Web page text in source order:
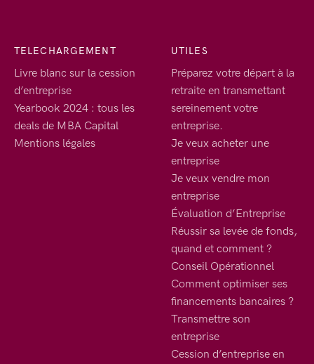
TELECHARGEMENT
Livre blanc sur la cession
d’entreprise
Yearbook 2024 : tous les
deals de MBA Capital
Mentions légales
UTILES
Préparez votre départ à la
retraite en transmettant
sereinement votre
entreprise.
Je veux acheter une
entreprise
Je veux vendre mon
entreprise
Évaluation d’Entreprise
Réussir sa levée de fonds,
quand et comment ?
Conseil Opérationnel
Comment optimiser ses
financements bancaires ?
Transmettre son
entreprise
Cession d’entreprise en